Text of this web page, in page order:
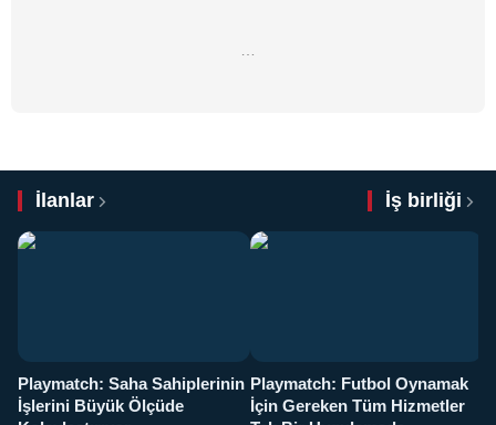
İlanlar İş birliği
Playmatch: Saha Sahiplerinin
İşlerini Büyük Ölçüde
Playmatch: Futbol Oynamak
İçin Gereken Tüm Hizmetler